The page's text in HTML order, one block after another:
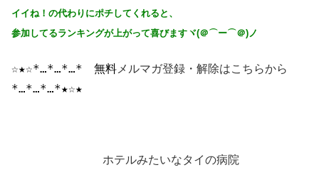
イイね！の代わりにポチしてくれると、
参加してるランキングが上がって喜びますヾ(＠⌒ー⌒＠)ノ
☆★☆*…*…*…* 無料 メルマガ登録・解除はこちらから
*…*…*…*★☆★
ホテルみたいなタイの病院